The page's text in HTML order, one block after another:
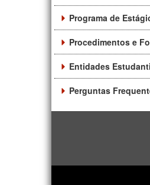
Programa de
Procedimentos e
Entidades
Perguntas